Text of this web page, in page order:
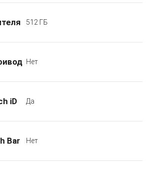
512 ГБ
Нет
iD Да
Bar Нет